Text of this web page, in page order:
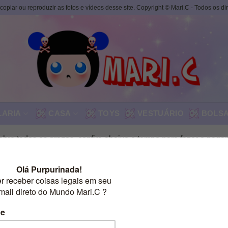
ou reproduzir as fotos e vídeos desse site. Copyright © Mari.C - Todos os
todos os prazos, confira abaixo o tempo para fazer o
dias úteis o seu pedido será postado. O envio é feito de
expedição da loja Mari.C em uma agência dos Correios
da empresa